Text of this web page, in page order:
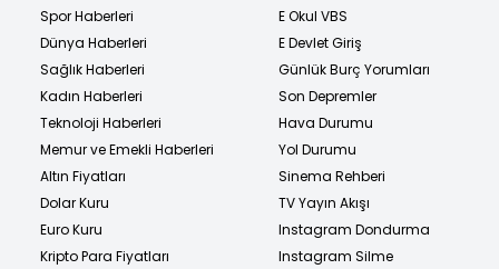
Spor Haberleri
Dünya Haberleri
Sağlık Haberleri
Kadın Haberleri
Teknoloji Haberleri
Memur ve Emekli Haberleri
Altın Fiyatları
Dolar Kuru
Euro Kuru
Kripto Para Fiyatları
E Okul VBS
E Devlet Giriş
Günlük Burç Yorumları
Son Depremler
Hava Durumu
Yol Durumu
Sinema Rehberi
TV Yayın Akışı
Instagram Dondurma
Instagram Silme